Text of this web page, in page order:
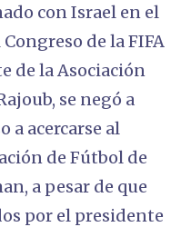
con Israel en el
de la FIFA
de la Asociación
se negó a
a acercarse al
de Fútbol de
a pesar de que
por el presidente